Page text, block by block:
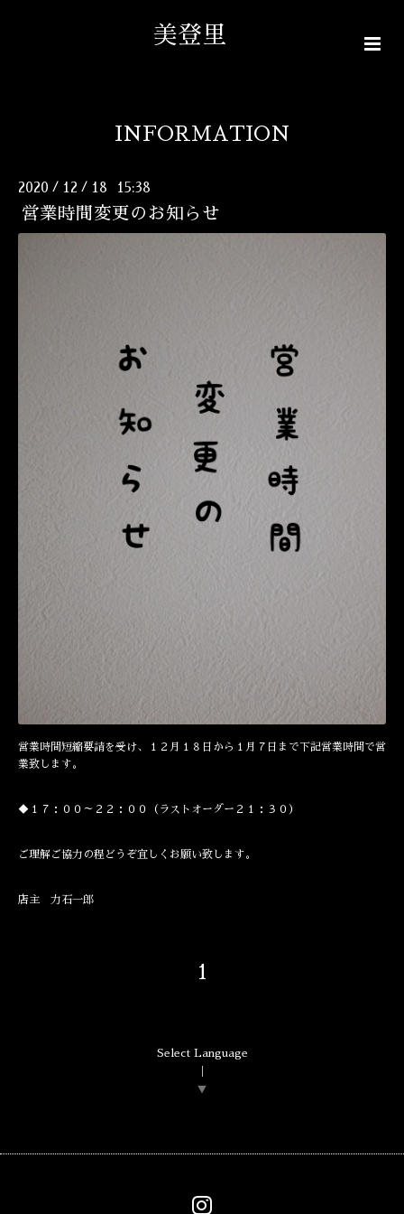
美登里
INFORMATION
2020 / 12 / 18 15:38
営業時間変更のお知らせ
営業時間短縮要請を受け、１２月１８日から１月７日まで下記営業時間で営
業致します。
◆１７：００～２２：００（ラストオーダー２１：３０）
ご理解ご協力の程どうぞ宜しくお願い致します。
店主 力石一郎
1
Select Language
▼